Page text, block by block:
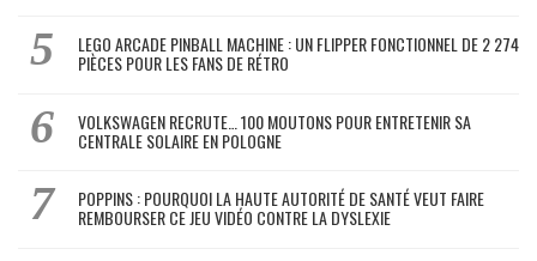
LEGO ARCADE PINBALL MACHINE : UN FLIPPER FONCTIONNEL DE 2 274
PIÈCES POUR LES FANS DE RÉTRO
VOLKSWAGEN RECRUTE… 100 MOUTONS POUR ENTRETENIR SA
CENTRALE SOLAIRE EN POLOGNE
POPPINS : POURQUOI LA HAUTE AUTORITÉ DE SANTÉ VEUT FAIRE
REMBOURSER CE JEU VIDÉO CONTRE LA DYSLEXIE